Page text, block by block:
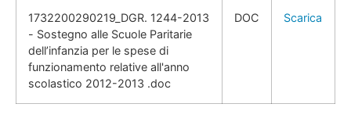
1732200290219_DGR. 1244-2013
- Sostegno alle Scuole Paritarie
dell’infanzia per le spese di
funzionamento relative all'anno
scolastico 2012-2013 .doc
DOC Scarica